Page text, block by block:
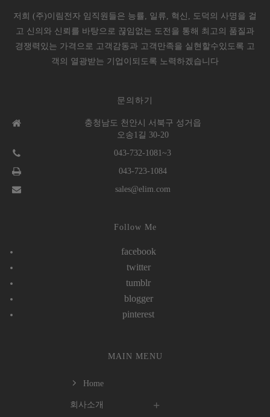
저희 (주)이림전자 임직원들은 능률, 일류, 혁신, 도덕의 사명을 걸
고 신의와 신뢰를 바탕으로 끊임없는 도전을 통해 최고의 품질과
경쟁력있는 가격으로 고객감동과 고객만족을 실현할수있도록 고
객의 열광받는 기업이되도록 노력하겠습니다
문의하기
충청남도 천안시 서북구 성거읍
오송1길 30-20
043-732-1081~3
043-723-1084
sales@elim.com
Follow Me
facebook
twitter
tumblr
blogger
pinterest
MAIN MENU
Home
회사소개